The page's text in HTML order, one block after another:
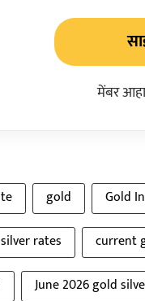
मेंबर
gold Gold
silver rates current
June 2026 gold